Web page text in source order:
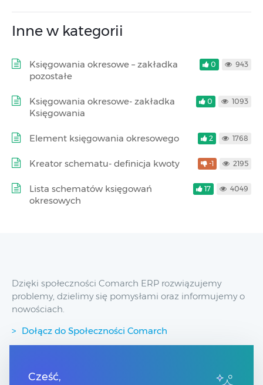
Inne w kategorii
Księgowania okresowe – zakładka
pozostałe
0 943
Księgowania okresowe- zakładka
Księgowania
0 1093
Element księgowania okresowego 2 1768
Kreator schematu- definicja kwoty -1 2195
Lista schematów księgowań
okresowych
17 4049
Dzięki społeczności Comarch ERP rozwiązujemy
problemy, dzielimy się pomysłami oraz informujemy o
nowościach.
Dołącz do Społeczności Comarch
Przydatne linki
Cześć,